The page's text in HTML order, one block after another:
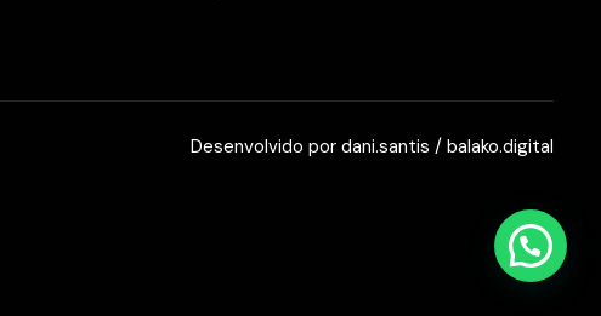
Desenvolvido por dani.santis / balako.digital